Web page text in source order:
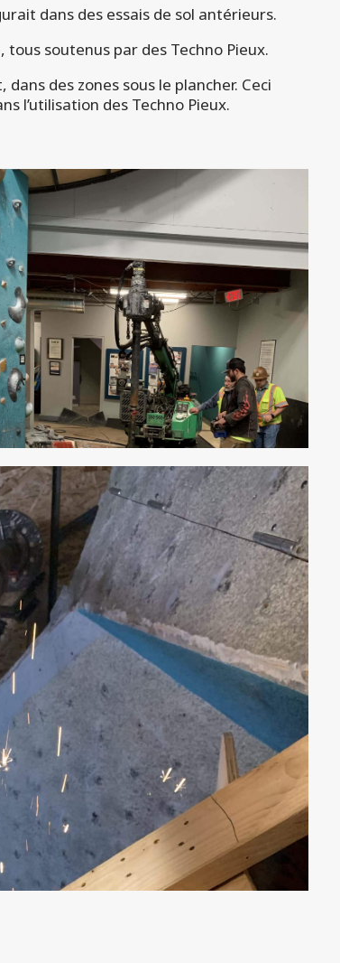
dans des essais de sol antérieurs.
soutenus par des Techno Pieux.
des zones sous le plancher. Ceci
l’utilisation des Techno Pieux.